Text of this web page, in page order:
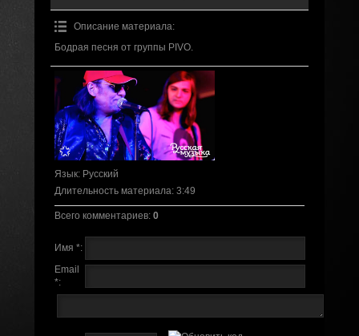
Описание материала:
Бодрая песня от группы PIVO.
Язык: Русский
Длительность материала: 3:49
Всего комментариев: 0
Имя *:
Email
*: